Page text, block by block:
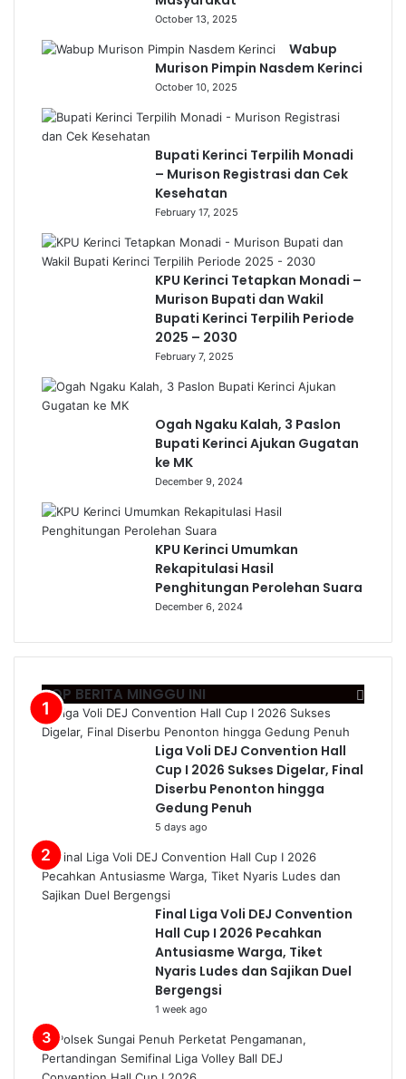
October 13, 2025
Wabup
Murison Pimpin Nasdem Kerinci
October 10, 2025
Bupati Kerinci Terpilih Monadi
– Murison Registrasi dan Cek
Kesehatan
February 17, 2025
KPU Kerinci Tetapkan Monadi –
Murison Bupati dan Wakil
Bupati Kerinci Terpilih Periode
2025 – 2030
February 7, 2025
Ogah Ngaku Kalah, 3 Paslon
Bupati Kerinci Ajukan Gugatan
ke MK
December 9, 2024
KPU Kerinci Umumkan
Rekapitulasi Hasil
Penghitungan Perolehan Suara
December 6, 2024
TOP BERITA MINGGU INI
Liga Voli DEJ Convention Hall
Cup I 2026 Sukses Digelar, Final
Diserbu Penonton hingga
Gedung Penuh
5 days ago
Final Liga Voli DEJ Convention
Hall Cup I 2026 Pecahkan
Antusiasme Warga, Tiket
Nyaris Ludes dan Sajikan Duel
Bergengsi
1 week ago